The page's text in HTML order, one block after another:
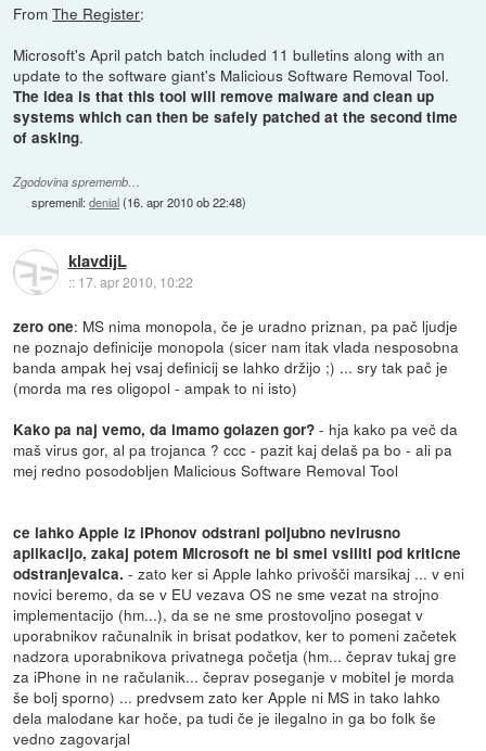
FromThe Register:
Microsoft's April patch batch included 11 bulletins along with an
update to the software giant's Malicious Software Removal Tool.
The idea is that this tool will remove malware and clean up
systems which can then be safely patched at the second time
of asking.
Zgodovina sprememb…
spremenil:denial(16. apr 2010 ob 22:48)
klavdijL
:: 17. apr 2010, 10:22
zero one: MS nima monopola, če je uradno priznan, pa pač ljudje
ne poznajo definicije monopola (sicer nam itak vlada nesposobna
banda ampak hej vsaj definicij se lahko držijo ;) ... sry tak pač je
(morda ma res oligopol - ampak to ni isto)
Kako pa naj vemo, da imamo golazen gor? - hja kako pa več da
maš virus gor, al pa trojanca ? ccc - pazit kaj delaš pa bo - ali pa
mej redno posodobljen Malicious Software Removal Tool
ce lahko Apple iz iPhonov odstrani poljubno nevirusno
aplikacijo, zakaj potem Microsoft ne bi smel vsiliti pod kriticne
odstranjevalca. - zato ker si Apple lahko privošči marsikaj ... v eni
novici beremo, da se v EU vezava OS ne sme vezat na strojno
implementacijo (hm...), da se ne sme prostovoljno posegat v
uporabnikov računalnik in brisat podatkov, ker to pomeni začetek
nadzora uporabnikova privatnega početja (hm... čeprav tukaj gre
za iPhone in ne račulanik... čeprav poseganje v mobitel je morda
še bolj sporno) ... predvsem zato ker Apple ni MS in tako lahko
dela malodane kar hoče, pa tudi če je ilegalno in ga bo folk še
vedno zagovarjal